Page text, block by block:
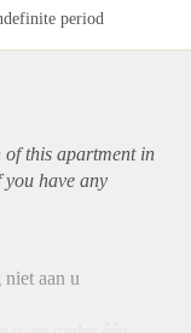
period
of this apartmentin
you have any
aan u